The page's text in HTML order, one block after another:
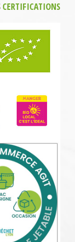
CERTIFICATIONS